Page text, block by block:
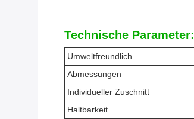
Technische Parameter:
Umweltfreundlich
Abmessungen
Individueller Zuschnitt
Haltbarkeit